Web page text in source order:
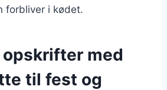
forbliver i kødet.
med
til fest og